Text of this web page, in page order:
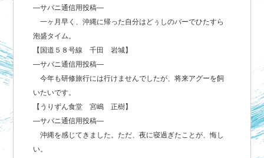
―サバニ通信用投稿―
一ヶ月早く、沖縄に帰った自分はどぅしのバーでひたすら
泡盛タイム。
【国道５８号線 千田 岩城】
―サバニ通信用投稿―
今年も研修旅行には行けませんでしたが、将来アグーを飼
いたいです。
【うりずん食堂 宮嶋 正樹】
―サバニ通信用投稿―
沖縄を感じてきました。ただ、夜に寝過ぎたことが、悔し
い。